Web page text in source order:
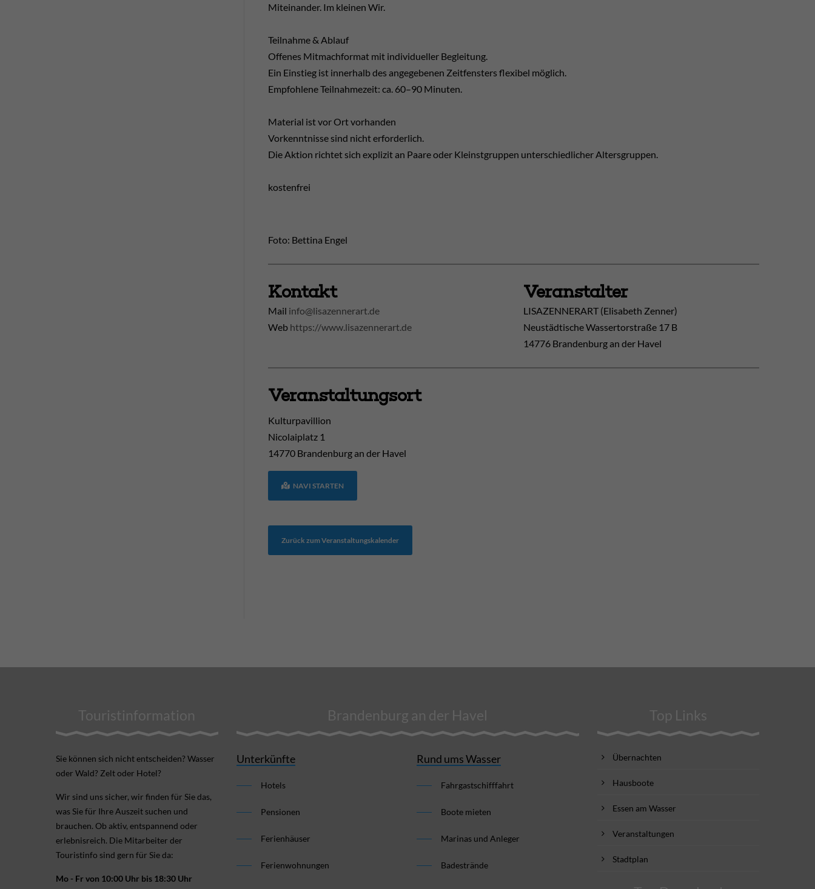
Miteinander. Im kleinen Wir.
Teilnahme & Ablauf
Offenes Mitmachformat mit individueller Begleitung.
Ein Einstieg ist innerhalb des angegebenen Zeitfensters flexibel möglich.
Empfohlene Teilnahmezeit: ca. 60–90 Minuten.
Material ist vor Ort vorhanden
Vorkenntnisse sind nicht erforderlich.
Die Aktion richtet sich explizit an Paare oder Kleinstgruppen unterschiedlicher Altersgruppen.
kostenfrei
Foto: Bettina Engel
Kontakt
Mail info@lisazennerart.de
Web https://www.lisazennerart.de
Veranstalter
LISAZENNERART (Elisabeth Zenner)
Neustädtische Wassertorstraße 17 B
14776 Brandenburg an der Havel
Veranstaltungsort
Kulturpavillion
Nicolaiplatz 1
14770 Brandenburg an der Havel
NAVI STARTEN
Zurück zum Veranstaltungskalender
Touristinformation
Sie können sich nicht ent­scheiden? Wasser
oder Wald? Zelt oder Hotel?
Wir sind uns sicher, wir finden für Sie das,
was Sie für Ihre Aus­zeit suchen und
brauchen. Ob aktiv, ent­spannend oder
erlebnis­reich. Die Mitarbeiter der
Touristinfo sind gern für Sie da:
Mo - Fr von 10:00 Uhr bis 18:30 Uhr
Brandenburg an der Havel
Unterkünfte
Hotels
Pensionen
Ferienhäuser
Ferienwohnungen
Rund ums Wasser
Fahrgastschifffahrt
Boote mieten
Marinas und Anleger
Badestrände
Top Links
Übernachten
Hausboote
Essen am Wasser
Veranstaltungen
Stadtplan